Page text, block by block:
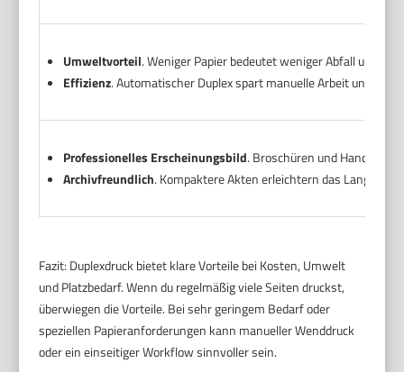
Umweltvorteil. Weniger Papier bedeutet weniger Abfall und
Effizienz. Automatischer Duplex spart manuelle Arbeit und Zeit
Professionelles Erscheinungsbild. Broschüren und Handouts
Archivfreundlich. Kompaktere Akten erleichtern das Langzeit-
Fazit: Duplexdruck bietet klare Vorteile bei Kosten, Umwelt
und Platzbedarf. Wenn du regelmäßig viele Seiten druckst,
überwiegen die Vorteile. Bei sehr geringem Bedarf oder
speziellen Papieranforderungen kann manueller Wenddruck
oder ein einseitiger Workflow sinnvoller sein.